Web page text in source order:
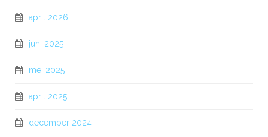
april 2026
juni 2025
mei 2025
april 2025
december 2024